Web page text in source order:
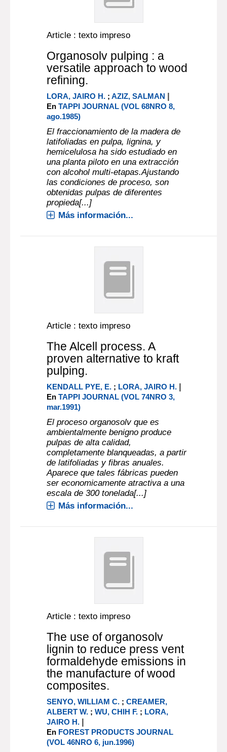
Article : texto impreso
Organosolv pulping : a
versatile approach to wood
refining.
LORA, JAIRO H. ;AZIZ, SALMAN |
EnTAPPI JOURNAL (VOL 68NRO 8,
ago.1985)
El fraccionamiento de la madera de
latifoliadas en pulpa, lignina, y
hemicelulosa ha sido estudiado en
una planta piloto en una extracción
con alcohol multi-etapas.Ajustando
las condiciones de proceso, son
obtenidas pulpas de diferentes
propieda[...]
Más información...
Article : texto impreso
The Alcell process. A
proven alternative to kraft
pulping.
KENDALL PYE, E. ; LORA, JAIRO H. |
EnTAPPI JOURNAL (VOL 74NRO 3,
mar.1991)
El proceso organosolv que es
ambientalmente benigno produce
pulpas de alta calidad,
completamente blanqueadas, a partir
de latifoliadas y fibras anuales.
Aparece que tales fábricas pueden
ser economicamente atractiva a una
escala de 300 tonelada[...]
Más información...
Article : texto impreso
The use of organosolv
lignin to reduce press vent
formaldehyde emissions in
the manufacture of wood
composites.
SENYO, WILLIAM C. ;CREAMER,
ALBERT W. ;WU, CHIH F. ; LORA,
JAIRO H. |
En FOREST PRODUCTS JOURNAL
(VOL 46NRO 6, jun.1996)